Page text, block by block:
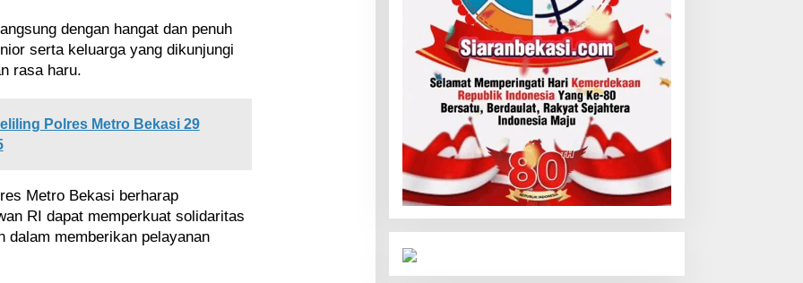
dengan hangat dan penuh
serta keluarga yang dikunjungi
rasa haru.
Polres Metro Bekasi 29
Metro Bekasi berharap
RI dapat memperkuat solidaritas
dalam memberikan pelayanan